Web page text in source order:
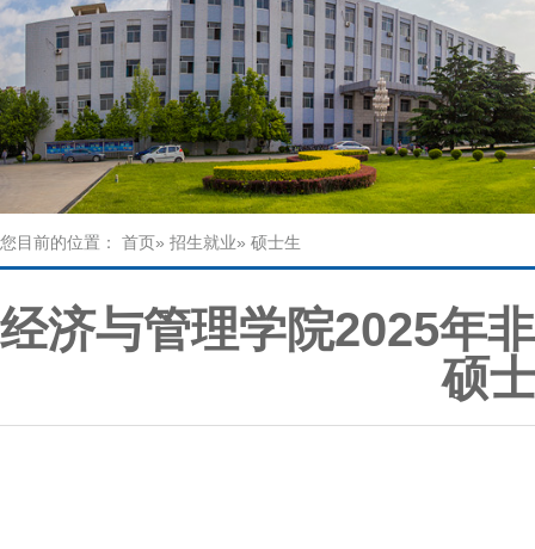
您目前的位置： 首页» 招生就业» 硕士生
经济与管理学院2025年
硕